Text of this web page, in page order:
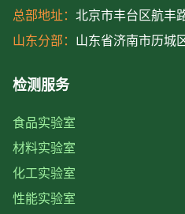
总部地址： 北京市丰台区航丰
山东分部： 山东省济南市历城
检测服务
食品实验室
材料实验室
化工实验室
性能实验室